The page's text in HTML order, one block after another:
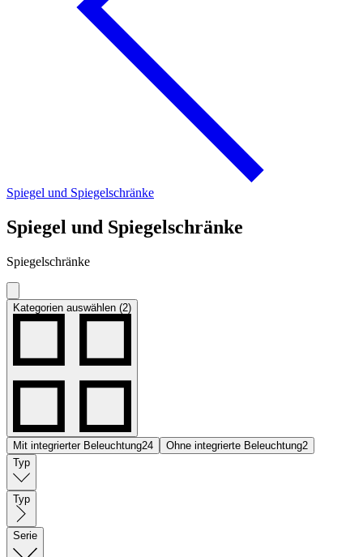
Spiegel und Spiegelschränke
Spiegel und Spiegelschränke
Spiegelschränke
Kategorien auswählen (2)
Mit integrierter Beleuchtung24 Ohne integrierte Beleuchtung2
Typ
Typ
Serie